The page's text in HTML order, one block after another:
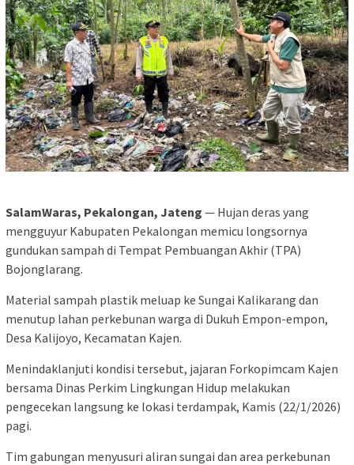
SalamWaras, Pekalongan, Jateng — Hujan deras yang
mengguyur Kabupaten Pekalongan memicu longsornya
gundukan sampah di Tempat Pembuangan Akhir (TPA)
Bojonglarang.
Material sampah plastik meluap ke Sungai Kalikarang dan
menutup lahan perkebunan warga di Dukuh Empon-empon,
Desa Kalijoyo, Kecamatan Kajen.
Menindaklanjuti kondisi tersebut, jajaran Forkopimcam Kajen
bersama Dinas Perkim Lingkungan Hidup melakukan
pengecekan langsung ke lokasi terdampak, Kamis (22/1/2026)
pagi.
Tim gabungan menyusuri aliran sungai dan area perkebunan